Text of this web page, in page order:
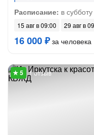
Расписание: в
15 авг в 09:00 29 авг в
16 000 ₽за человека
1 отзыв